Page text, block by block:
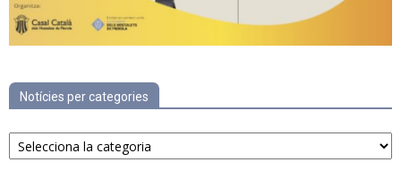
Notícies per categories
Notícies
per